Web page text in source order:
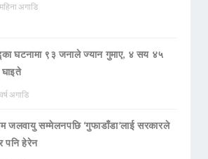
अगाडि
घटनामा ९३ जनाले ज्यान गुमाए, ४ सय ४५
अगाडि
जलवायु सम्मेलनपछि ‘गुफाडाँडा’लाई सरकारले
पनि हेरेन